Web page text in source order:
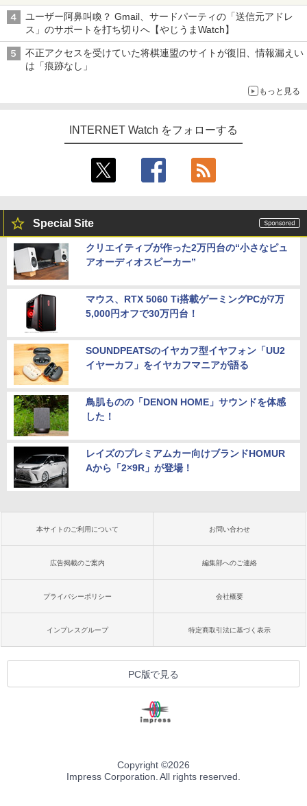
真や映像を使った投資詐欺などへの対策として
ユーザー阿鼻叫喚？ Gmail、サードパーティの「送信元アドレ
ス」のサポートを打ち切りへ【やじうまWatch】
不正アクセスを受けていた将棋連盟のサイトが復旧、情報漏えい
は「痕跡なし」
もっと見る
INTERNET Watch をフォローする
Special Site
クリエイティブが作った2万円台の“小さなピュ
アオーディオスピーカー”
マウス、RTX 5060 Ti搭載ゲーミングPCが7万
5,000円オフで30万円台！
SOUNDPEATSのイヤカフ型イヤフォン「UU2
イヤーカフ」をイヤカフマニアが語る
鳥肌ものの「DENON HOME」サウンドを体感
した！
レイズのプレミアムカー向けブランドHOMUR
Aから「2×9R」が登場！
本サイトのご利用について お問い合わせ
広告掲載のご案内 編集部へのご連絡
プライバシーポリシー 会社概要
インプレスグループ 特定商取引法に基づく表示
PC版で見る
Copyright ©2026
Impress Corporation. All rights reserved.